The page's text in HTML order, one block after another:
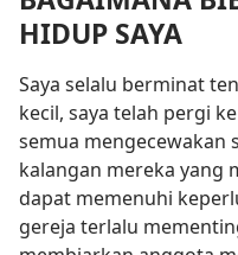
HIDUP SAYA
Saya selalu berminat
kecil, saya telah pergi
semua mengecewakan
kalangan mereka yang
dapat memenuhi
gereja terlalu